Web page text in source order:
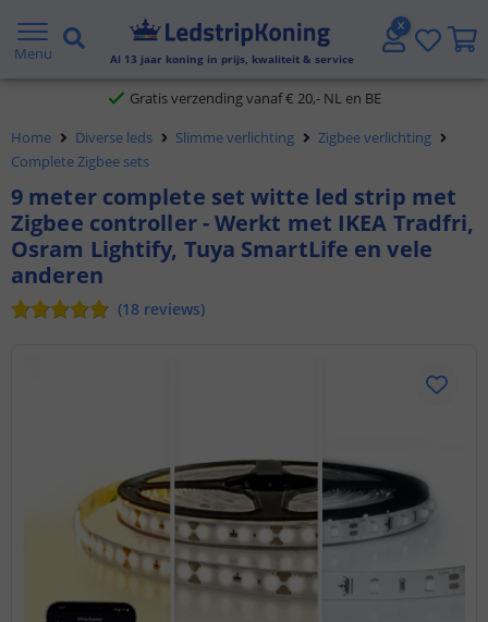
Menu Al 13 jaar koning in prijs, kwaliteit & service
5 jaar garantie
Gratis verzending vanaf € 20,- NL en BE
Klantbeoordeling 9.1
Voor 23:45 uur besteld,morgen in huis
Home Diverse leds Slimme verlichting
Zigbee verlichting
Complete Zigbee sets
9 meter complete set witte led strip met
Zigbee controller - Werkt met IKEA Tradfri,
Osram Lightify, Tuya SmartLife en vele
anderen
(18 reviews)